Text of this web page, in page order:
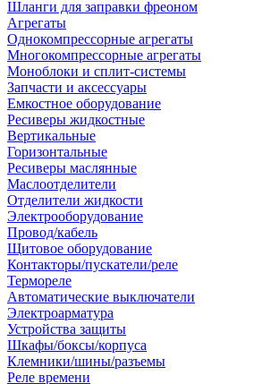
Шланги для заправки фреоном
Агрегаты
Однокомпрессорные агрегаты
Многокомпрессорные агрегаты
Моноблоки и сплит-системы
Запчасти и аксессуары
Емкостное оборудование
Ресиверы жидкостные
Вертикальные
Горизонтальные
Ресиверы маслянные
Маслоотделители
Отделители жидкости
Электрооборудование
Провод/кабель
Щитовое оборудование
Контакторы/пускатели/реле
Термореле
Автоматические выключатели
Электроарматура
Устройства защиты
Шкафы/боксы/корпуса
Клемники/шины/разъемы
Реле времени